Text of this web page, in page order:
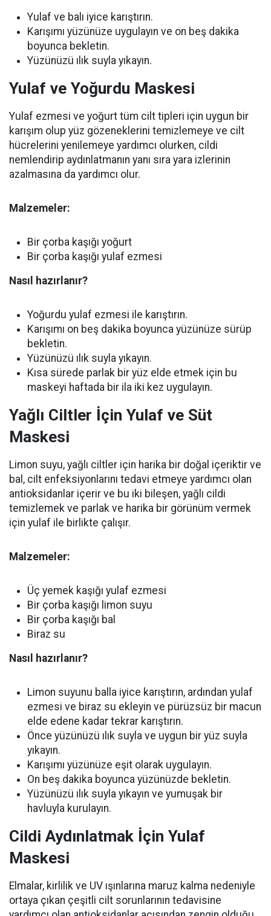
Yulaf ve balı iyice karıştırın.
Karışımı yüzünüze uygulayın ve on beş dakika
boyunca bekletin.
Yüzünüzü ılık suyla yıkayın.
Yulaf ve Yoğurdu Maskesi
Yulaf ezmesi ve yoğurt tüm cilt tipleri için uygun bir
karışım olup yüz gözeneklerini temizlemeye ve cilt
hücrelerini yenilemeye yardımcı olurken, cildi
nemlendirip aydınlatmanın yanı sıra yara izlerinin
azalmasına da yardımcı olur.
Malzemeler:
Bir çorba kaşığı yoğurt
Bir çorba kaşığı yulaf ezmesi
Nasıl hazırlanır?
Yoğurdu yulaf ezmesi ile karıştırın.
Karışımı on beş dakika boyunca yüzünüze sürüp
bekletin.
Yüzünüzü ılık suyla yıkayın.
Kısa sürede parlak bir yüz elde etmek için bu
maskeyi haftada bir ila iki kez uygulayın.
Yağlı Ciltler İçin Yulaf ve Süt
Maskesi
Limon suyu, yağlı ciltler için harika bir doğal içeriktir ve
bal, cilt enfeksiyonlarını tedavi etmeye yardımcı olan
antioksidanlar içerir ve bu iki bileşen, yağlı cildi
temizlemek ve parlak ve harika bir görünüm vermek
için yulaf ile birlikte çalışır.
Malzemeler:
Üç yemek kaşığı yulaf ezmesi
Bir çorba kaşığı limon suyu
Bir çorba kaşığı bal
Biraz su
Nasıl hazırlanır?
Limon suyunu balla iyice karıştırın, ardından yulaf
ezmesi ve biraz su ekleyin ve pürüzsüz bir macun
elde edene kadar tekrar karıştırın.
Önce yüzünüzü ılık suyla ve uygun bir yüz suyla
yıkayın.
Karışımı yüzünüze eşit olarak uygulayın.
On beş dakika boyunca yüzünüzde bekletin.
Yüzünüzü ılık suyla yıkayın ve yumuşak bir
havluyla kurulayın.
Cildi Aydınlatmak İçin Yulaf
Maskesi
Elmalar, kirlilik ve UV ışınlarına maruz kalma nedeniyle
ortaya çıkan çeşitli cilt sorunlarının tedavisine